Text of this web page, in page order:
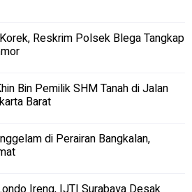
Reskrim Polsek Blega Tangkap
Bin Pemilik SHM Tanah di Jalan
Barat
di Perairan Bangkalan,